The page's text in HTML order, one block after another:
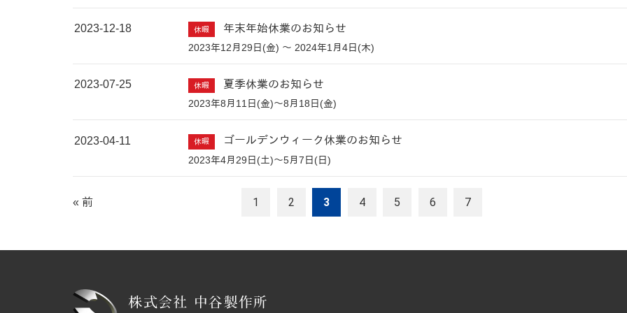
2023-12-18 休暇 年末年始休業のお知らせ
2023年12月29日(金) ～ 2024年1月4日(木)
2023-07-25 休暇 夏季休業のお知らせ
2023年8月11日(金)～8月18日(金)
2023-04-11 休暇 ゴールデンウィーク休業のお知らせ
2023年4月29日(土)～5月7日(日)
« 前 1 2 3 4 5 6 7